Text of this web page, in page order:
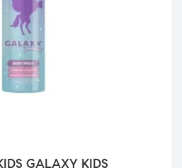
GALAXY KIDS